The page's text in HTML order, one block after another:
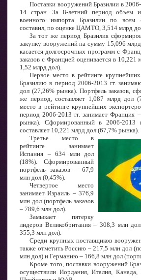
Поставки вооружений Бразилии в
14 стран. За 8-летний период объем
военного импорта Бразилии по всем
составил, по оценке ЦАМТО, 3,514 млрд
За тот же период Бразилия
закупку вооружений на сумму 15,096
касается долгосрочных программ с
заказов с Францией оценивается в 10,221
1,52 млрд дол).
Первое место в рейтинге
Бразилию в период 2006-2013 гг.
дол (27,26% рынка). Портфель заказов,
же период, составляет 1,087 млрд дол
место в рейтинге крупнейших
период 2006-2013 гг. занимает Франция
рынка). Сформированный в 2006-2013
составляет 10,221 млрд дол (67,7% рынка).
Третье место в
рейтинге занимает
Испания – 634 млн дол
(18%). Сформированный
портфель заказов – 67,9
млн дол (0,45%).
Четвертое место
занимает Израиль – 376,9
млн дол (портфель заказов
– 789,6 млн дол).
Замыкает пятерку
лидеров Великобритания – 308,3 млн
355,3 млн дол).
Среди крупных поставщиков
также отметить Россию – 217,5 млн дол
млн дол) и Германию – 166,8 млн дол
Кроме того, поставки вооружений
осуществили Иордания, Италия, Канада,